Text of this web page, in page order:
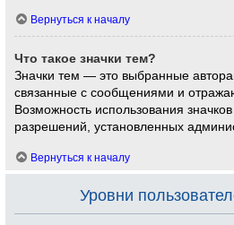
Вернуться к началу
Что такое значки тем?
Значки тем — это выбранные
связанные с сообщениями и
Возможность использования
разрешений, установленных
Вернуться к началу
Уровни